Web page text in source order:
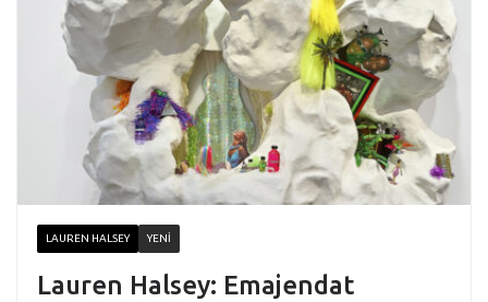
LAUREN HALSEY YENI
Lauren Halsey: Emajendat